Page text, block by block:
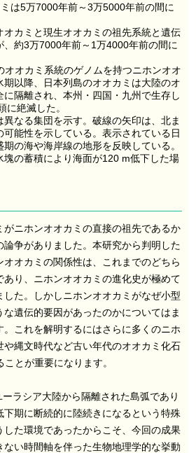
は5万7000年前～3万5000年前の間に
カミと現生オオカミの祖先系統と遺伝
、約3万7000年前～1万4000年前の間に
オオカミ系統のゲノムを持つニホンオオ
期以降、日本列島のオオカミは大陸のオ
隔離され、本州・四国・九州で生存し
に絶滅した。
なる集団を示す。破線の矢印は、北ま
能性を示している。表示されている日
の海や海岸線の地形を反映している。
塊の蓄積により海面が120 m低下した場
ニホンオオカミの直接の祖先であるか
争がありました。本研究から判明した
オカミの関係性は、これまでのどちら
り、ニホンオオカミの進化史が極めて
た。しかしニホンオオカミがなぜ小型
遺伝的要因があったのかについてはま
。これを解明するにはさらに多くのニホ
や縄文時代など古い年代のオオカミ化石
とが重要になります。
ラシア大陸から隔離された島弧であり
下期に断続的に陸続きになるという特殊
した環境であったからこそ、今回の成果
ない時間軸を伴った生物地理学的な挙動